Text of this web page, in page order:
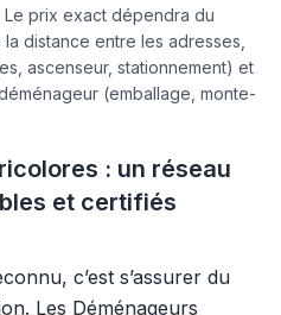
prix exact dépendra du
distance entre les adresses,
ascenseur, stationnement) et
(emballage, monte-
: un réseau
et certifiés
c’est s’assurer du
Les Déménageurs